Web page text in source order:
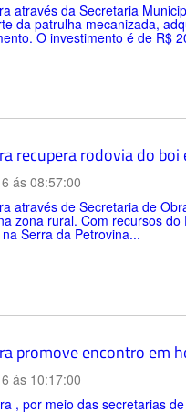
através da Secretaria
da patrulha mecanizada,
O investimento é de R$
recupera rodovia do boi
ás 08:57:00
através de Secretaria de
zona rural. Com recursos
Serra da Petrovina...
promove encontro em
ás 10:17:00
, por meio das secretarias